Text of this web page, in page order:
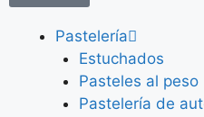
Pastelería
Estuchados
Pasteles al peso
Pastelería de